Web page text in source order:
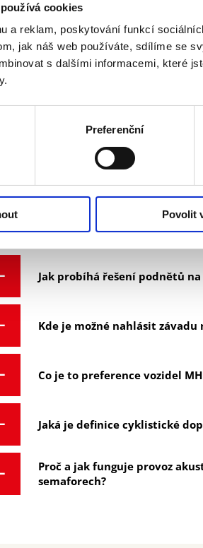
cookies
a reklam, poskytování funkcí
jak náš web používáte, sdílíme se
s dalšími informacemi, které
Preferenční
Povolit
Jaký je postup při
více jak 6 měsíců?
Proč se na některých
Co je to ochranná lhůta
Jak probíhá řešení podnětů
Kde je možné nahlásit závadu
Co je to preference vozidel
Jaká je definice cyklistické
Proč a jak funguje provoz
semaforech?